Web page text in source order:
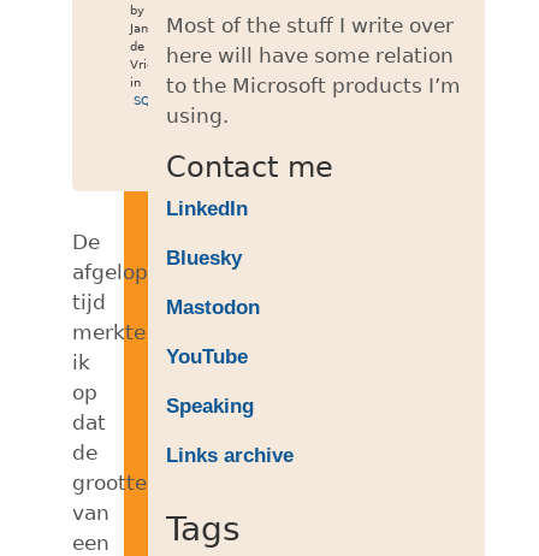
by
Jan
de
Vries
in
SQL
De
afgelopen
tijd
merkte
ik
op
dat
de
grootte
van
een
Most of the stuff I write over
here will have some relation
to the Microsoft products I’m
using.
Contact me
LinkedIn
Bluesky
Mastodon
YouTube
Speaking
Links archive
Tags